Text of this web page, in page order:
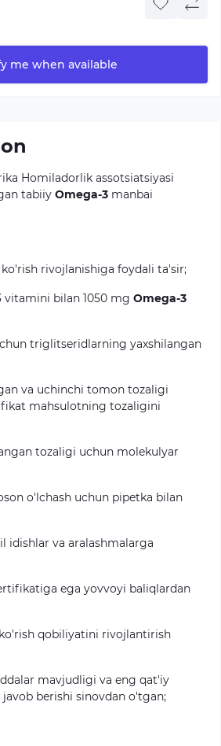
me when available
Homiladorlik assotsiatsiyasi
tabiiy Omega-3 manbai
ko'rish rivojlanishiga foydali ta'sir;
vitamini bilan 1050 mg Omega-3
triglitseridlarning yaxshilangan
va uchinchi tomon tozaligi
mahsulotning tozaligini
tozaligi uchun molekulyar
o'lchash uchun pipetka bilan
idishlar va aralashmalarga
ega yovvoyi baliqlardan
ko'rish qobiliyatini rivojlantirish
mavjudligi va eng qat'iy
javob berishi sinovdan o'tgan;